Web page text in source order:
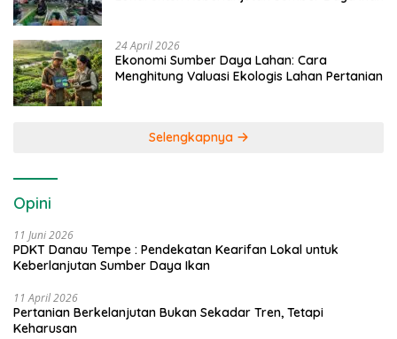
24 April 2026
Ekonomi Sumber Daya Lahan: Cara
Menghitung Valuasi Ekologis Lahan Pertanian
Selengkapnya
Opini
11 Juni 2026
PDKT Danau Tempe : Pendekatan Kearifan Lokal untuk
Keberlanjutan Sumber Daya Ikan
11 April 2026
Pertanian Berkelanjutan Bukan Sekadar Tren, Tetapi
Keharusan